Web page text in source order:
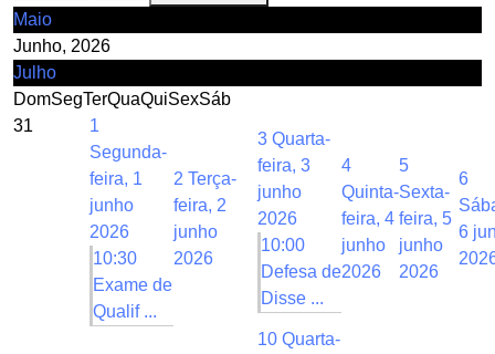
Maio
Junho, 2026
Julho
DomSegTerQuaQuiSexSáb
31
1
Segunda-
feira, 1
junho
2026
10:30
Exame de
Qualif ...
2 Terça-
feira, 2
junho
2026
3 Quarta-
feira, 3
junho
2026
10:00
Defesa de
Disse ...
4
Quinta-
feira, 4
junho
2026
5
Sexta-
feira, 5
junho
2026
6
6
10 Quarta-